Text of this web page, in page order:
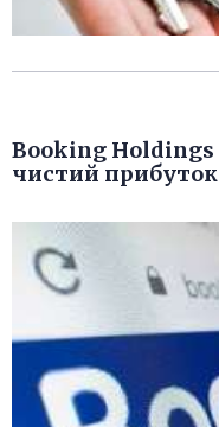
Booking Holdings
чистий прибуток